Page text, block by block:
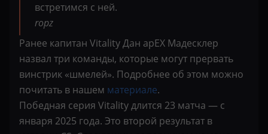
встретимся с ней.
ropz
Ранее капитан Vitality Дан apEX Мадесклер
назвал три команды, которые могут прервать
винстрик «шмелей». Подробнее об этом можно
почитать в нашем материале.
Победная серия Vitality длится 23 матча — с
января 2025 года. Это второй результат в